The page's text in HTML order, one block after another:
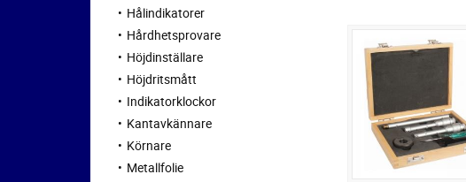
Hålindikatorer
Hårdhetsprovare
Höjdinställare
Höjdritsmått
Indikatorklockor
Kantavkännare
Körnare
Metallfolie